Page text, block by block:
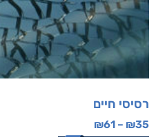
רסיסי חיים
₪35
–
₪61